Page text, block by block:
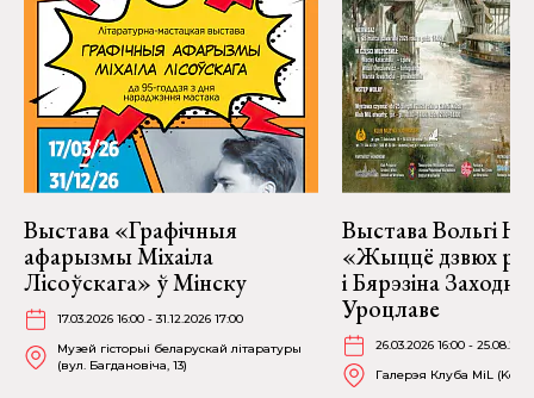
Выстава «Графічныя
афарызмы Міхаіла
Лісоўскага» ў Мінску
17.03.2026 16:00 - 31.12.2026 17:00
Музей гісторыі беларускай літаратуры
(вул. Багдановіча, 13)
Выстава Вольгі
«Жыццё дзвюх
і Бярэзіна
Уроцлаве
26.03.2026 16:00 -
Галерэя Клуба MiL